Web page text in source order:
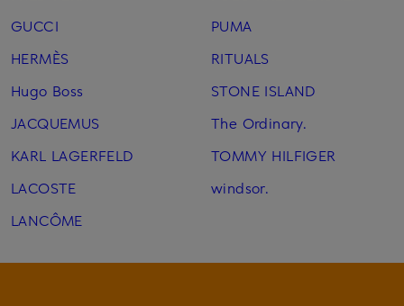
GUCCI
HERMÈS
Hugo Boss
JACQUEMUS
KARL LAGERFELD
LACOSTE
LANCÔME
PUMA
RITUALS
STONE ISLAND
The Ordinary.
TOMMY HILFIGER
windsor.